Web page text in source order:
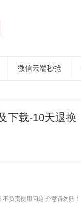
微信云端秒抢
下载-10天退换
负责使用问题 介意请勿购！